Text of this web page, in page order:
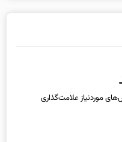
موردنیاز علامت‌گذاری